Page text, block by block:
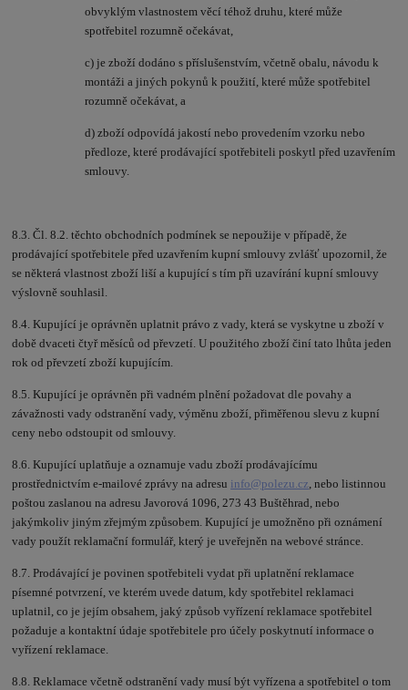
obvyklým vlastnostem věcí téhož druhu, které může
spotřebitel rozumně očekávat,
c) je zboží dodáno s příslušenstvím, včetně obalu, návodu k
montáži a jiných pokynů k použití, které může spotřebitel
rozumně očekávat, a
d) zboží odpovídá jakostí nebo provedením vzorku nebo
předloze, které prodávající spotřebiteli poskytl před uzavřením
smlouvy.
8.3. Čl. 8.2. těchto obchodních podmínek se nepoužije v případě, že
prodávající spotřebitele před uzavřením kupní smlouvy zvlášť upozornil, že
se některá vlastnost zboží liší a kupující s tím při uzavírání kupní smlouvy
výslovně souhlasil.
8.4. Kupující je oprávněn uplatnit právo z vady, která se vyskytne u zboží v
době dvaceti čtyř měsíců od převzetí. U použitého zboží činí tato lhůta jeden
rok od převzetí zboží kupujícím.
8.5. Kupující je oprávněn při vadném plnění požadovat dle povahy a
závažnosti vady odstranění vady, výměnu zboží, přiměřenou slevu z kupní
ceny nebo odstoupit od smlouvy.
8.6. Kupující uplatňuje a oznamuje vadu zboží prodávajícímu
prostřednictvím e-mailové zprávy na adresu info@polezu.cz , nebo listinnou
poštou zaslanou na adresu Javorová 1096, 273 43 Buštěhrad, nebo
jakýmkoliv jiným zřejmým způsobem. Kupující je umožněno při oznámení
vady použít reklamační formulář, který je uveřejněn na webové stránce.
8.7. Prodávající je povinen spotřebiteli vydat při uplatnění reklamace
písemné potvrzení, ve kterém uvede datum, kdy spotřebitel reklamaci
uplatnil, co je jejím obsahem, jaký způsob vyřízení reklamace spotřebitel
požaduje a kontaktní údaje spotřebitele pro účely poskytnutí informace o
vyřízení reklamace.
8.8. Reklamace včetně odstranění vady musí být vyřízena a spotřebitel o tom